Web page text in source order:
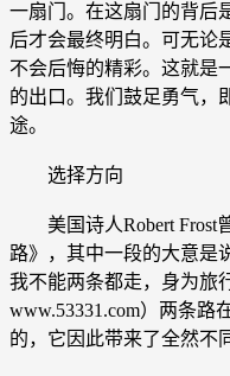
一扇门。在这扇门的背后
后才会最终明白。可无论
不会后悔的精彩。这就是
的出口。我们鼓足勇气，
途。
选择方向
美国诗人Robert Frost
路》，其中一段的大意是
我不能两条都走，身为旅
www.53331.com）两条路
的，它因此带来了全然不